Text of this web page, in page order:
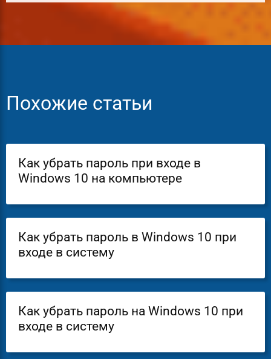
Похожие статьи
Как убрать пароль при входе в
Windows 10 на компьютере
Как убрать пароль в Windows 10 при
входе в систему
Как убрать пароль на Windows 10 при
входе в систему